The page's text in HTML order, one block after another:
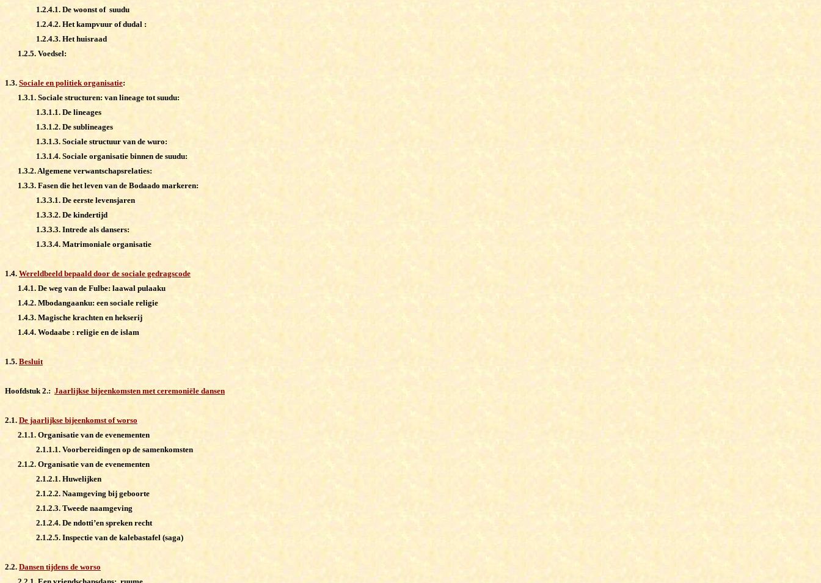
1.2.4.1. De woonst of suudu
1.2.4.2. Het kampvuur of dudal :
1.2.4.3. Het huisraad
1.2.5. Voedsel:
1.3. Sociale en politiek organisatie:
1.3.1. Sociale structuren: van lineage tot suudu:
1.3.1.1. De lineages
1.3.1.2. De sublineages
1.3.1.3. Sociale structuur van de wuro:
1.3.1.4. Sociale organisatie binnen de suudu:
1.3.2. Algemene verwantschapsrelaties:
1.3.3. Fasen die het leven van de Bodaado markeren:
1.3.3.1. De eerste levensjaren
1.3.3.2. De kindertijd
1.3.3.3. Intrede als dansers:
1.3.3.4. Matrimoniale organisatie
1.4. Wereldbeeld bepaald door de sociale gedragscode
1.4.1. De weg van de Fulbe: laawal pulaaku
1.4.2. Mbodangaanku: een sociale religie
1.4.3. Magische krachten en hekserij
1.4.4. Wodaabe : religie en de islam
1.5. Besluit
Hoofdstuk 2.: Jaarlijkse bijeenkomsten met ceremoniële dansen
2.1. De jaarlijkse bijeenkomst of worso
2.1.1. Organisatie van de evenementen
2.1.1.1. Voorbereidingen op de samenkomsten
2.1.2. Organisatie van de evenementen
2.1.2.1. Huwelijken
2.1.2.2. Naamgeving bij geboorte
2.1.2.3. Tweede naamgeving
2.1.2.4. De ndotti’en spreken recht
2.1.2.5. Inspectie van de kalebastafel (saga)
2.2. Dansen tijdens de worso